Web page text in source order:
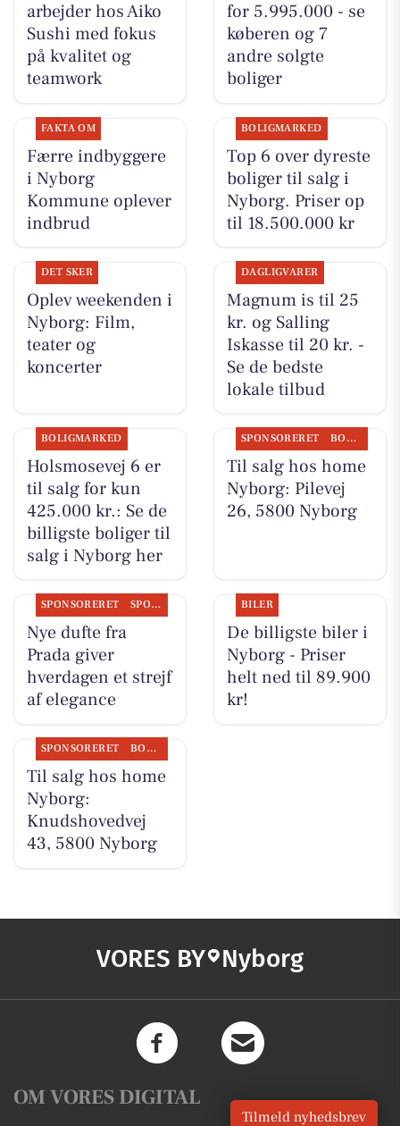
arbejder hos Aiko
Sushi med fokus
på kvalitet og
teamwork
for 5.995.000 - se
køberen og 7
andre solgte
boliger
FAKTA OM
Færre indbyggere
i Nyborg
Kommune oplever
indbrud
BOLIGMARKED
Top 6 over dyreste
boliger til salg i
Nyborg. Priser op
til 18.500.000 kr
DET SKER
Oplev weekenden i
Nyborg: Film,
teater og
koncerter
DAGLIGVARER
Magnum is til 25
kr. og Salling
Iskasse til 20 kr. -
Se de bedste
lokale tilbud
BOLIGMARKED
Holsmosevej 6 er
til salg for kun
425.000 kr.: Se de
billigste boliger til
salg i Nyborg her
SPONSORERET BOLIGMARKED
Til salg hos home
Nyborg: Pilevej
26, 5800 Nyborg
SPONSORERET SPONSORERET INDHOLD
Nye dufte fra
Prada giver
hverdagen et strejf
af elegance
BILER
De billigste biler i
Nyborg - Priser
helt ned til 89.900
kr!
SPONSORERET BOLIGMARKED
Til salg hos home
Nyborg:
Knudshovedvej
43, 5800 Nyborg
VORES BY Nyborg
OM VORES DIGITAL
Tilmeld nyhedsbrev